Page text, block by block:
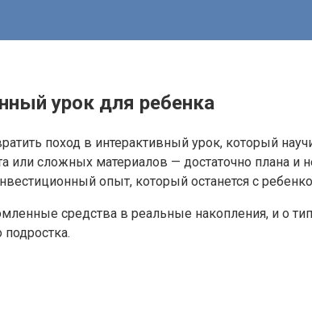
урок для ребенка
поход в интерактивный урок, который
или сложных материалов — достаточно плана и
опыт, который останется с
средства в реальные накопления, и о